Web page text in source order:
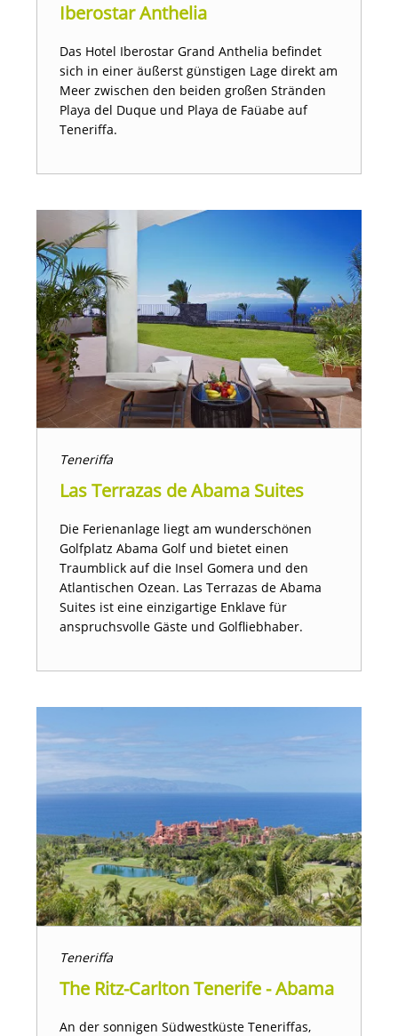
Iberostar Anthelia
Das Hotel Iberostar Grand Anthelia befindet
sich in einer äußerst günstigen Lage direkt am
Meer zwischen den beiden großen Stränden
Playa del Duque und Playa de Faüabe auf
Teneriffa.
Teneriffa
Las Terrazas de Abama Suites
Die Ferienanlage liegt am wunderschönen
Golfplatz Abama Golf und bietet einen
Traumblick auf die Insel Gomera und den
Atlantischen Ozean. Las Terrazas de Abama
Suites ist eine einzigartige Enklave für
anspruchsvolle Gäste und Golfliebhaber.
Teneriffa
The Ritz-Carlton Tenerife - Abama
An der sonnigen Südwestküste Teneriffas,